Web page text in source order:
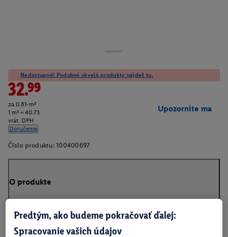
Nedostupné! Podobné skvelé produkty nájdeš tu.
32.99
za 0.81-m²
1 m² = 40.73
vrát. DPH
Doručenie
Upozornite ma
Číslo produktu: 100400697
O produkte
Predtým, ako budeme pokračovať ďalej:
Spracovanie vašich údajov